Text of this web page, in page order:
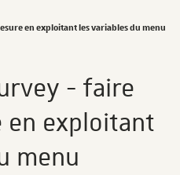
en exploitant les variables du menu
- faire
en exploitant
menu